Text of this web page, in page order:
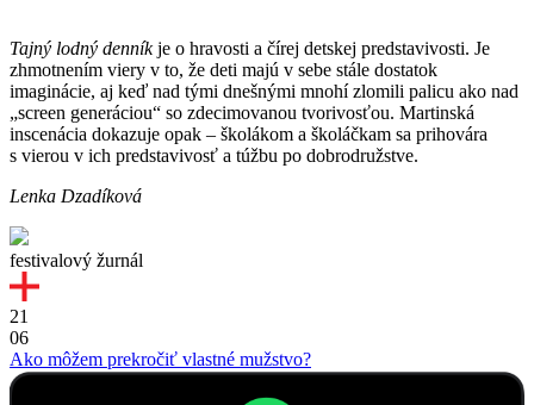
Tajný lodný denníkje o hravosti a čírej detskej predstavivosti. Je
zhmotnením viery v to, že deti majú v sebe stále dostatok
imaginácie, aj keď nad tými dnešnými mnohí zlomili palicu ako nad
„screen generáciou“ so zdecimovanou tvorivosťou. Martinská
inscenácia dokazuje opak – školákom a školáčkam sa prihovára
s vierou v ich predstavivosť a túžbu po dobrodružstve.
Lenka Dzadíková
festivalový žurnál
21
06
Ako môžem prekročiť vlastné mužstvo?